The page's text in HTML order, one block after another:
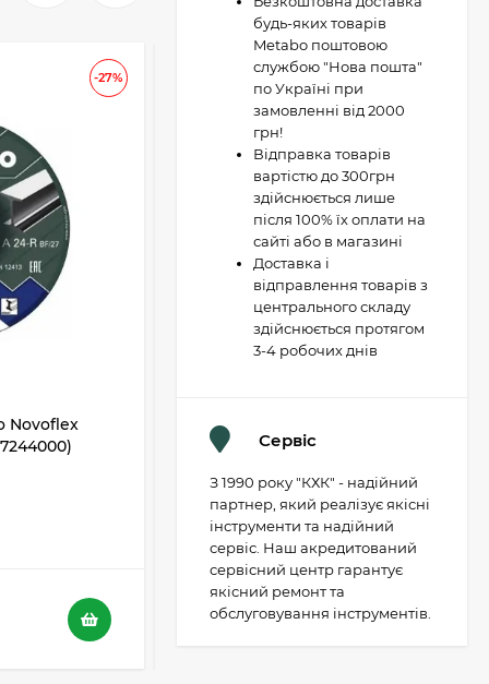
-27%
Novoflex
Відрізний диск Metabo Novoflex
230x3,0х22 SP, сталь (617241000)
В НАЯВНОСТІ
116 грн.
73 грн.
будь-яких товарів
Metabo поштовою
службою "Нова пошта"
по Україні при
замовленні від 2000
грн!
Відправка товарів
вартістю до 300грн
здійснюється лише
після 100% їх оплати на
сайті або в магазині
Доставка і
відправлення товарів з
центрального складу
здійснюється протягом
3-4 робочих днів
Сервіс
З 1990 року "КХК" - надійний
партнер, який реалізує якісні
інструменти та надійний
сервіс. Наш акредитований
сервісний центр гарантує
якісний ремонт та
обслуговування інструментів.